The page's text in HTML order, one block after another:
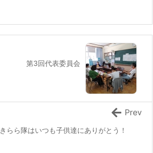
第3回代表委員会
きらら隊はいつも子供達にありがとう！
Prev